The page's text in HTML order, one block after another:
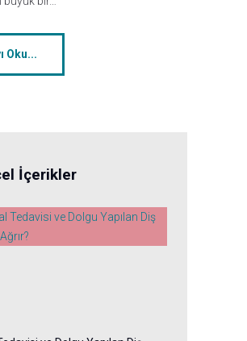
Oku...
İçerikler